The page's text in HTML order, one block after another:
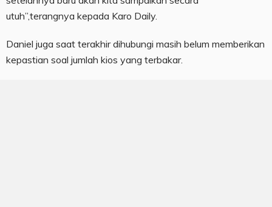
utuh”,terangnya kepada Karo Daily.
Daniel juga saat terakhir dihubungi masih belum memberikan
kepastian soal jumlah kios yang terbakar.